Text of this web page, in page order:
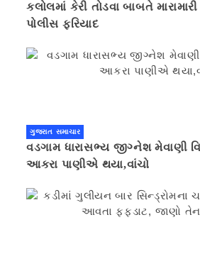
કલોલમાં કેરી તોડવા બાબતે
પોલીસ ફરિયાદ
ગુજરાત સમાચાર
વડગામ ધારાસભ્ય જીગ્નેશ મેવાણી
આકરા પાણીએ થયા,વાંચો